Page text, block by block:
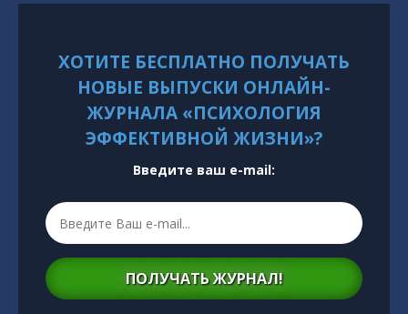
ХОТИТЕ БЕСПЛАТНО ПОЛУЧАТЬ
НОВЫЕ ВЫПУСКИ ОНЛАЙН-
ЖУРНАЛА «ПСИХОЛОГИЯ
ЭФФЕКТИВНОЙ ЖИЗНИ»?
Введите ваш e-mail:
ПОЛУЧАТЬ ЖУРНАЛ!